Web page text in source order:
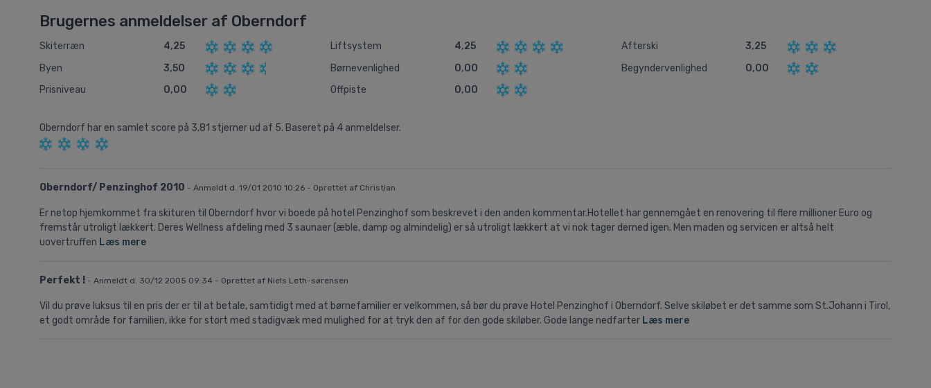
Brugernes anmeldelser af Oberndorf
Skiterræn 4,25 Liftsystem 4,25 Afterski
3,25
Byen
3,50 Børnevenlighed 0,00 Begyndervenlighed
0,00
Prisniveau
0,00 Offpiste 0,00
Oberndorf har en samlet score på 3,81 stjerner ud af 5. Baseret på 4 anmeldelser.
Oberndorf/ Penzinghof 2010 - Anmeldt d. 19/01 2010 10:26 - Oprettet af Christian
Er netop hjemkommet fra skituren til Oberndorf hvor vi boede på hotel Penzinghof som beskrevet i den anden kommentar.Hotellet har gennemgået en renovering til flere millioner Euro og
fremstår utroligt lækkert. Deres Wellness afdeling med 3 saunaer (æble, damp og almindelig) er så utroligt lækkert at vi nok tager derned igen. Men maden og servicen er altså helt
uovertruffen Læs mere
Perfekt ! - Anmeldt d. 30/12 2005 09:34 - Oprettet af Niels Leth-sørensen
Vil du prøve luksus til en pris der er til at betale, samtidigt med at børnefamilier er velkommen, så bør du prøve Hotel Penzinghof i Oberndorf. Selve skiløbet er det samme som St.Johann i Tirol,
et godt område for familien, ikke for stort med stadigvæk med mulighed for at tryk den af for den gode skiløber. Gode lange nedfarter Læs mere